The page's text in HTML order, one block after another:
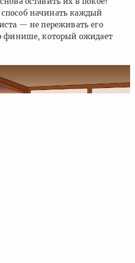
начинать каждый
— не переживать его
финише, который ожидает